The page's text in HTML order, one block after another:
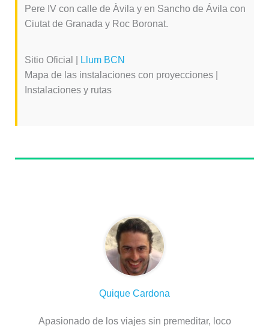
Pere IV con calle de Àvila y en Sancho de Ávila con
Ciutat de Granada y Roc Boronat.
Sitio Oficial |
Llum BCN
Mapa de las instalaciones con proyecciones |
Instalaciones y rutas
Quique Cardona
Apasionado de los viajes sin premeditar, loco